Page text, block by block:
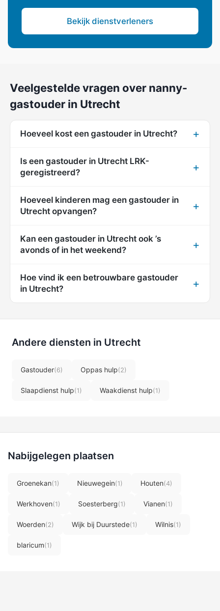
Bekijk dienstverleners
Veelgestelde vragen over nanny-
gastouder in Utrecht
Hoeveel kost een gastouder in Utrecht?
Is een gastouder in Utrecht LRK-
geregistreerd?
Hoeveel kinderen mag een gastouder in
Utrecht opvangen?
Kan een gastouder in Utrecht ook ’s
avonds of in het weekend?
Hoe vind ik een betrouwbare gastouder
in Utrecht?
Andere diensten in Utrecht
Gastouder(6) Oppas hulp(2)
Slaapdienst hulp(1) Waakdienst hulp(1)
Nabijgelegen plaatsen
Groenekan(1) Nieuwegein(1) Houten(4)
Werkhoven(1) Soesterberg(1) Vianen(1)
Woerden(2) Wijk bij Duurstede(1) Wilnis(1)
blaricum(1)